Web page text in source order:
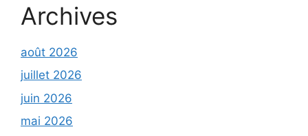
Archives
août 2026
juillet 2026
juin 2026
mai 2026